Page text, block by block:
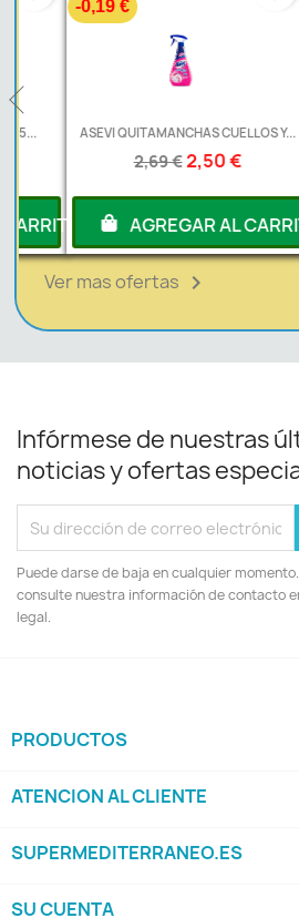
ASEVI QUITAMANCHAS CUELLOS Y...
2,69 €2,50 €
-0,19 €
AGREGAR AL CARRITO
-
Ver mas ofertas 
Infórmese de nuestras
noticias y ofertas
Puede darse de baja en cualquier
consulte nuestra información de contacto
legal.
PRODUCTOS
ATENCION AL CLIENTE
SUPERMEDITERRANEO.ES
SU CUENTA